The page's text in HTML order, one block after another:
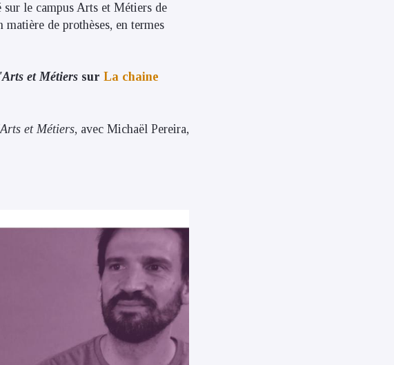
sur le campus Arts et Métiers de
de prothèses, en termes
et Métiers sur La chaine
et Métiers, avec Michaël Pereira,